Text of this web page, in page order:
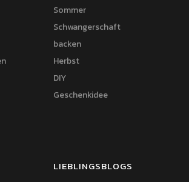
Sommer
Schwangerschaft
backen
Herbst
DIY
Geschenkidee
LIEBLINGSBLOGS